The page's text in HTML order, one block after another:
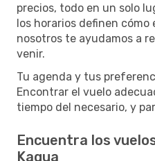
precios, todo en un solo
los horarios definen cómo
nosotros te ayudamos a
venir.
Tu agenda y tus
Encontrar el vuelo
tiempo del necesario, y
Encuentra los
Kagua